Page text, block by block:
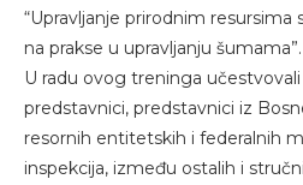
“Upravljanje prirodnim resursima
na prakse u upravljanju šumama”.
U radu ovog treninga
predstavnici, predstavnici iz
resornih entitetskih i federalnih
inspekcija, između ostalih i